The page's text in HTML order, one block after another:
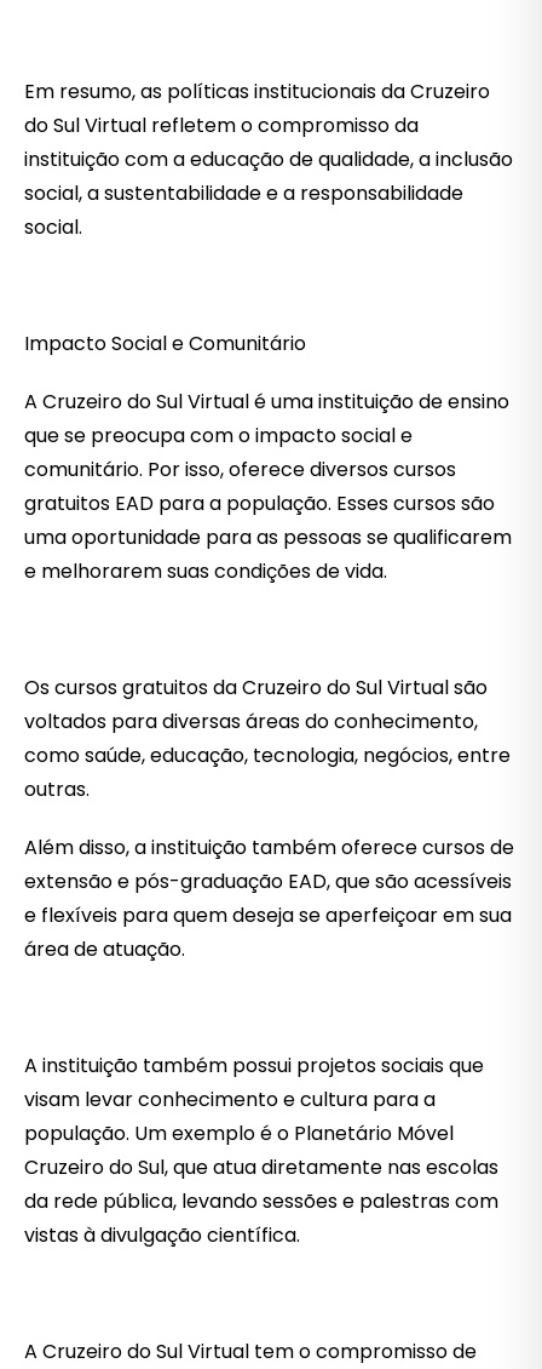
Em resumo, as políticas institucionais da Cruzeiro
do Sul Virtual refletem o compromisso da
instituição com a educação de qualidade, a inclusão
social, a sustentabilidade e a responsabilidade
social.
Impacto Social e Comunitário
A Cruzeiro do Sul Virtual é uma instituição de ensino
que se preocupa com o impacto social e
comunitário. Por isso, oferece diversos cursos
gratuitos EAD para a população. Esses cursos são
uma oportunidade para as pessoas se qualificarem
e melhorarem suas condições de vida.
Os cursos gratuitos da Cruzeiro do Sul Virtual são
voltados para diversas áreas do conhecimento,
como saúde, educação, tecnologia, negócios, entre
outras.
Além disso, a instituição também oferece cursos de
extensão e pós-graduação EAD, que são acessíveis
e flexíveis para quem deseja se aperfeiçoar em sua
área de atuação.
A instituição também possui projetos sociais que
visam levar conhecimento e cultura para a
população. Um exemplo é o Planetário Móvel
Cruzeiro do Sul, que atua diretamente nas escolas
da rede pública, levando sessões e palestras com
vistas à divulgação científica.
A Cruzeiro do Sul Virtual tem o compromisso de